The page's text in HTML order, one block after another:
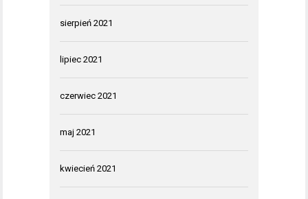
sierpień 2021
lipiec 2021
czerwiec 2021
maj 2021
kwiecień 2021